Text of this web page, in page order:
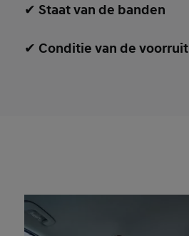
✔Staat van de banden
✔ Conditie van de voorruit